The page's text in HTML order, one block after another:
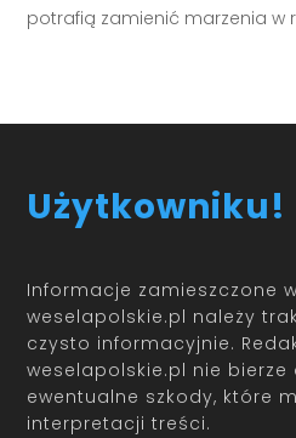
potrafią zamienić marzenia w
Użytkowniku!
Informacje zamieszczone
weselapolskie.pl należy
czysto informacyjnie.
weselapolskie.pl nie
ewentualne szkody, które
interpretacji treści.